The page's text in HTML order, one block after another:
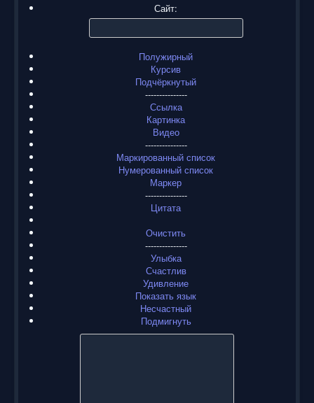
Сайт:
Полужирный
Курсив
Подчёркнутый
---------------
Ссылка
Картинка
Видео
---------------
Маркированный список
Нумерованный список
Маркер
---------------
Цитата
Очистить
---------------
Улыбка
Счастлив
Удивление
Показать язык
Несчастный
Подмигнуть